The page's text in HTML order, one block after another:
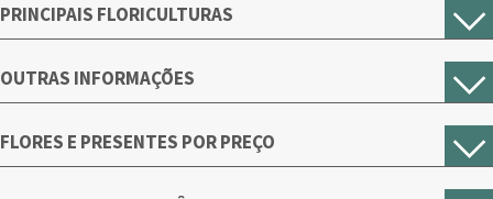
PRINCIPAIS FLORICULTURAS
OUTRAS INFORMAÇÕES
FLORES E PRESENTES POR PREÇO